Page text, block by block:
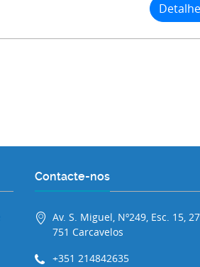
Contacte-nos
Av. S. Miguel, Nº249, Esc. 15,
751 Carcavelos
+351 214842635